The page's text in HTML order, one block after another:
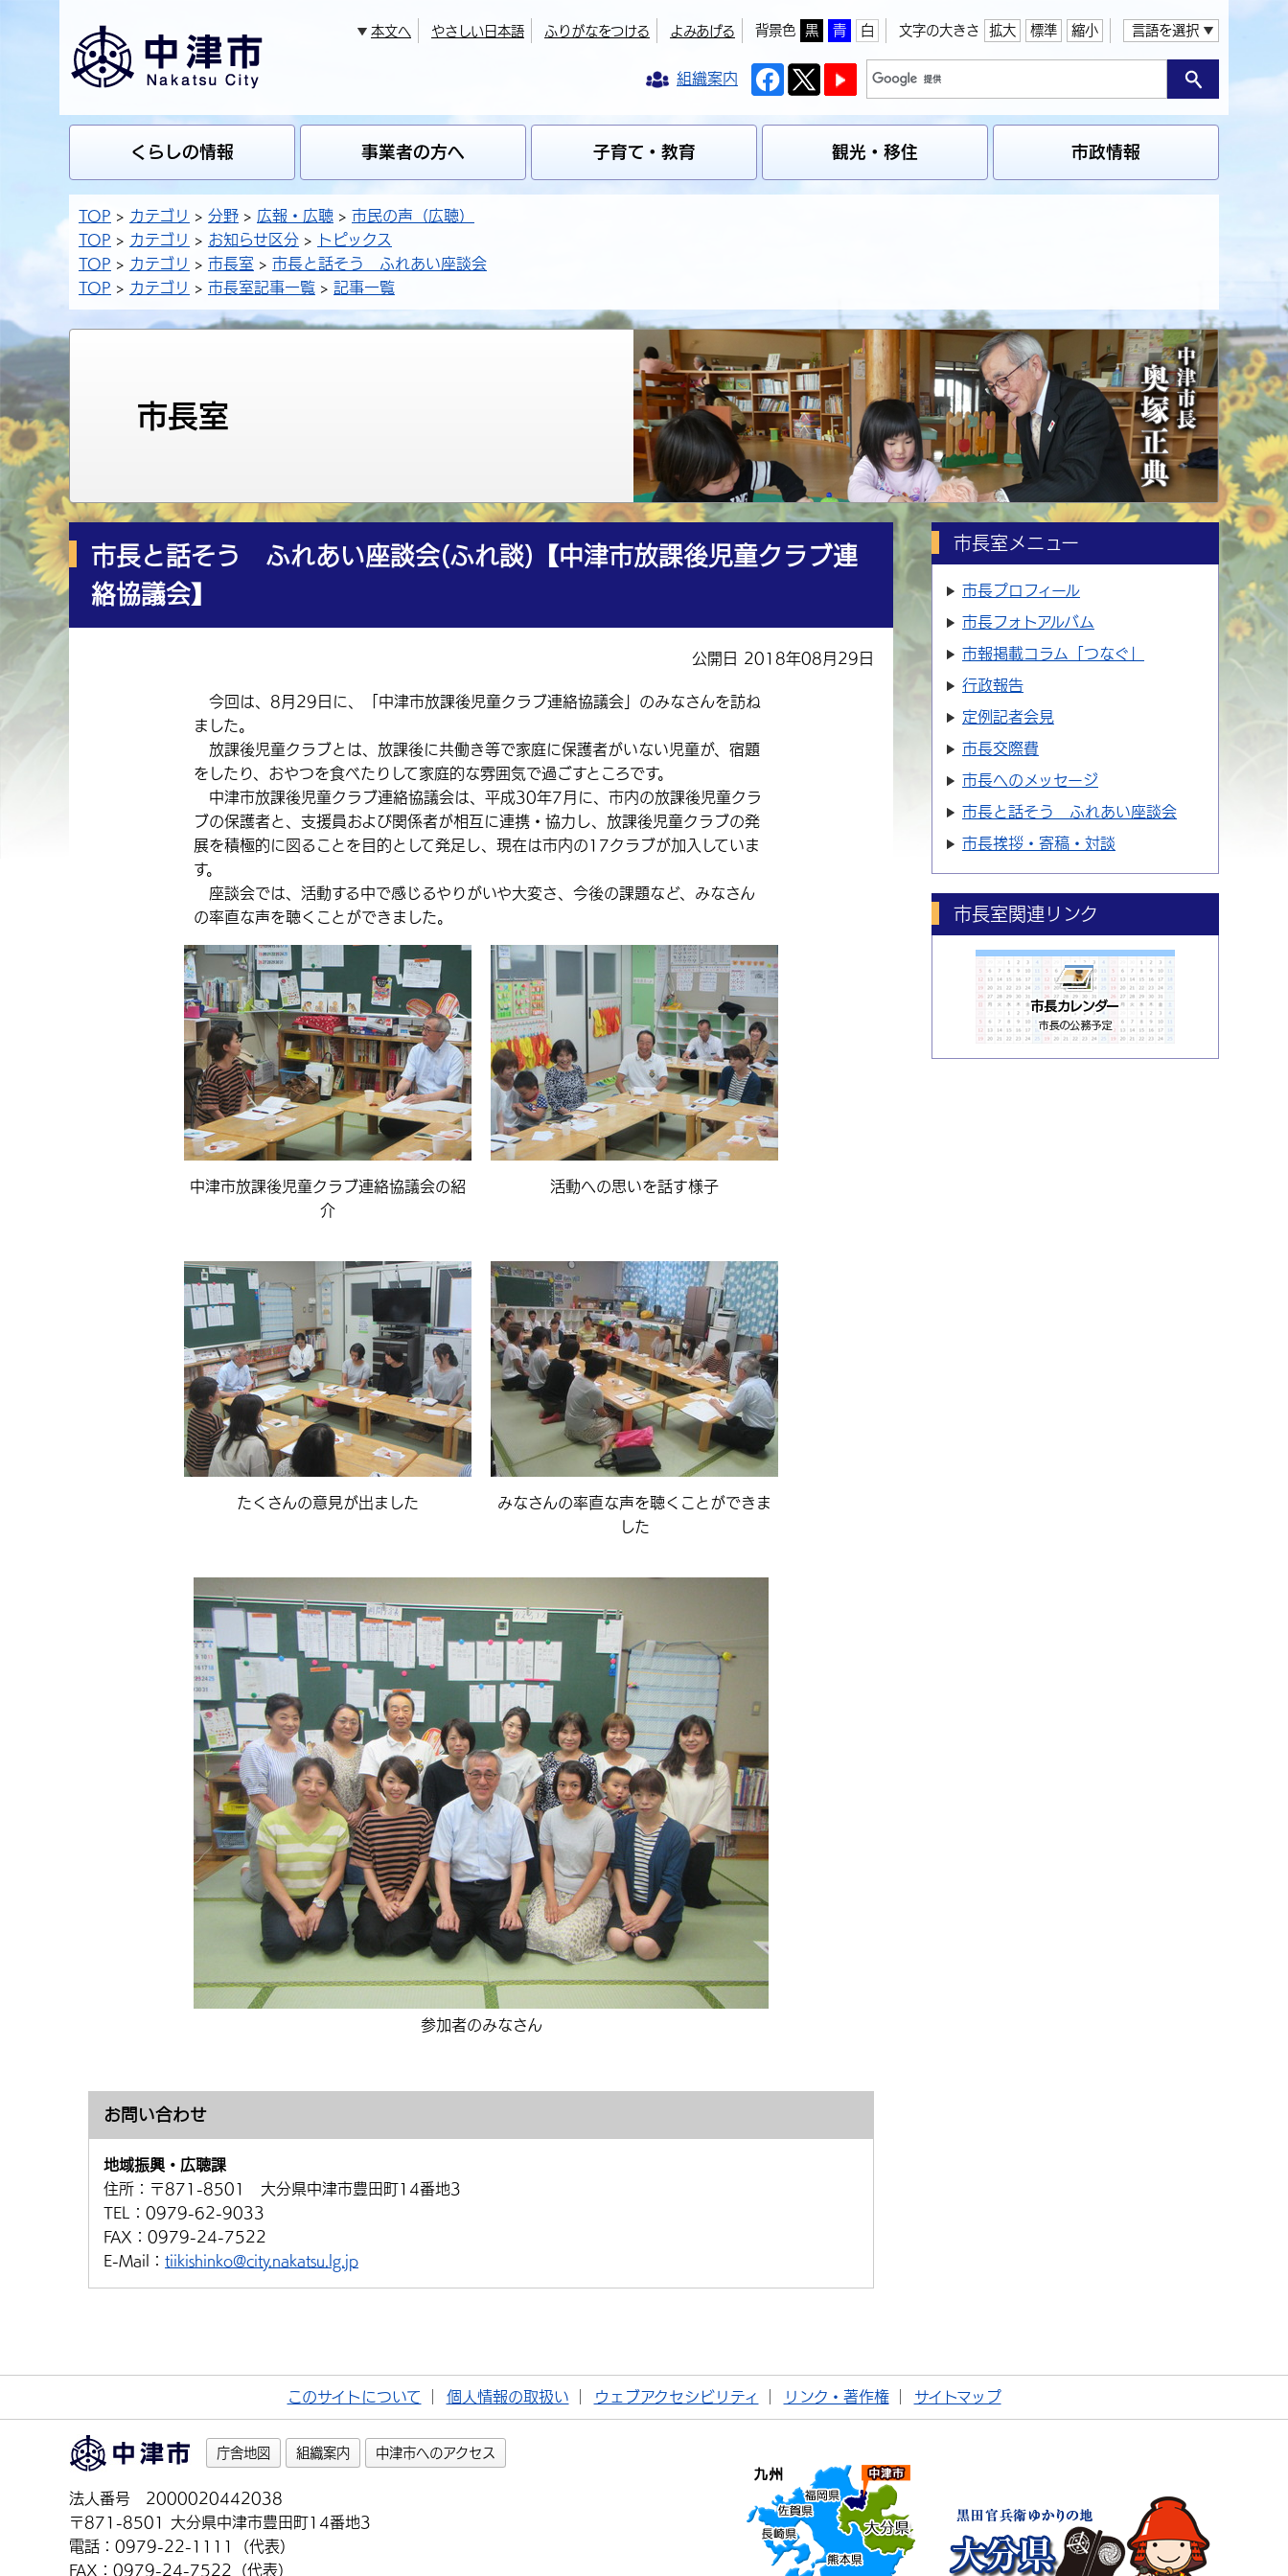
本文へ やさしい日本語 ふりがなをつける よみあげる 背景色 黒 青 白 文字の大きさ 拡大 標準 縮小 言語を選択
組織案内
くらしの情報 事業者の方へ 子育て・教育 観光・移住 市政情報
TOP カテゴリ 分野 広報・広聴
市民の声（広聴）
TOP
カテゴリ お知らせ区分
トピックス
TOP
カテゴリ 市長室
市長と話そう ふれあい座談会
TOP
カテゴリ 市長室記事一覧 記事一覧
市長室
市長と話そう ふれあい座談会(ふれ談)【中津市放課後児童クラブ連
絡協議会】
公開日 2018年08月29日
今回は、8月29日に、「中津市放課後児童クラブ連絡協議会」のみなさんを訪ね
ました。
放課後児童クラブとは、放課後に共働き等で家庭に保護者がいない児童が、宿題
をしたり、おやつを食べたりして家庭的な雰囲気で過ごすところです。
中津市放課後児童クラブ連絡協議会は、平成30年7月に、市内の放課後児童クラ
ブの保護者と、支援員および関係者が相互に連携・協力し、放課後児童クラブの発
展を積極的に図ることを目的として発足し、現在は市内の17クラブが加入していま
す。
座談会では、活動する中で感じるやりがいや大変さ、今後の課題など、みなさん
の率直な声を聴くことができました。
中津市放課後児童クラブ連絡協議会の紹
介
活動への思いを話す様子
たくさんの意見が出ました
みなさんの率直な声を聴くことができま
した
参加者のみなさん
お問い合わせ
地域振興・広聴課
住所： 〒871-8501 大分県中津市豊田町14番地3
TEL： 0979-62-9033
FAX： 0979-24-7522
E-Mail： tiikishinko@city.nakatsu.lg.jp
市長室メニュー
市長プロフィール
市長フォトアルバム
市報掲載コラム「つなぐ」
行政報告
定例記者会見
市長交際費
市長へのメッセージ
市長と話そう ふれあい座談会
市長挨拶・寄稿・対談
市長室関連リンク
このサイトについて 個人情報の取扱い ウェブアクセシビリティ リンク・著作権 サイトマップ
庁舎地図 組織案内 中津市へのアクセス
法人番号 2000020442038
〒871-8501 大分県中津市豊田町14番地3
電話：0979-22-1111（代表）
FAX：0979-24-7522（代表）